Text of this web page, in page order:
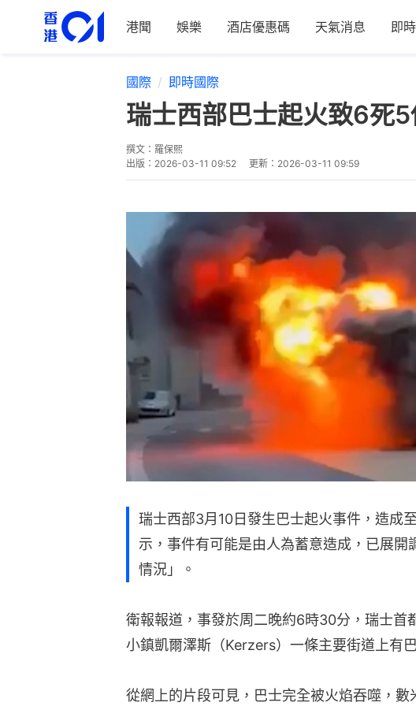
港聞 娛樂 酒店優惠碼 天氣消息 即時
國際 即時國際
瑞士西部巴士起火致6死
撰文： 羅保熙
出版： 2026-03-11 09:52 更新： 2026-03-11 09:59
瑞士西部3月10日發生巴士起火事件，造成
示，事件有可能是由人為蓄意造成，已展開
情況」。
衛報報道，事發於周二晚約6時30分，瑞士首
小鎮凱爾澤斯（Kerzers）一條主要街道上有
從網上的片段可見，巴士完全被火焰吞噬，